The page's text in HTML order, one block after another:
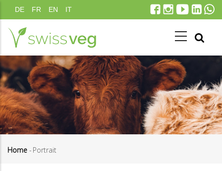
Direkt
zum
Inhalt
DE FR EN IT
Home - Portrait